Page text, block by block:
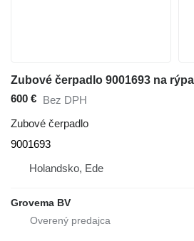
600 € Bez DPH
Zubové čerpadlo
9001693
Holandsko, Ede
Grovema BV